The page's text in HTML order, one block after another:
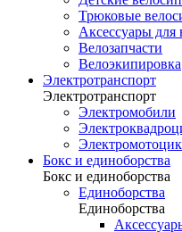
Трюковые
Аксессуары для
Велозапчасти
Велоэкипировка
Электротранспорт
Электротранспорт
Электромобили
Бокс и единоборства
Бокс и единоборства
Единоборства
Единоборства